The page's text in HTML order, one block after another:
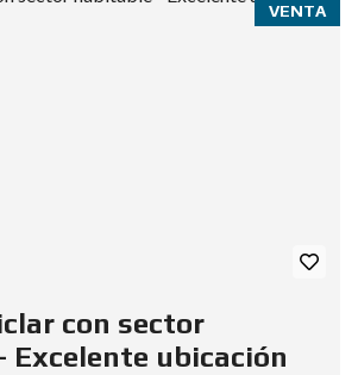
VENTA
con sector
Excelente ubicación